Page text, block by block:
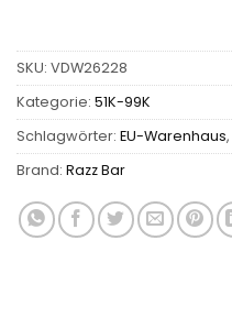
SKU: VDW26228
Kategorie: 51K-99K
Schlagwörter: EU-Warenhaus,
Brand: Razz Bar